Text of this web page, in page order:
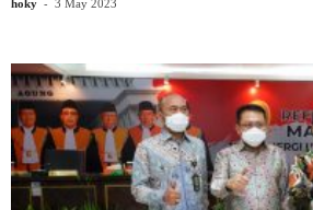
hoky 3 May 2023